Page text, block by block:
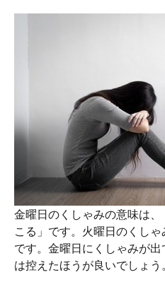
金曜日のくしゃみの意味は
こる」です。火曜日のくし
です。金曜日にくしゃみが
は控えたほうが良いでしょう。